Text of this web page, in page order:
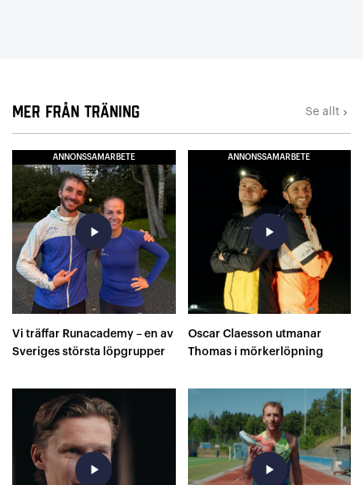
Mer från Träning Se allt keyboard_arrow_right
ANNONSSAMARBETE
play_arrow
Vi träffar Runacademy – en av
Sveriges största löpgrupper
ANNONSSAMARBETE
play_arrow
Oscar Claesson utmanar
Thomas i mörkerlöpning
play_arrow play_arrow